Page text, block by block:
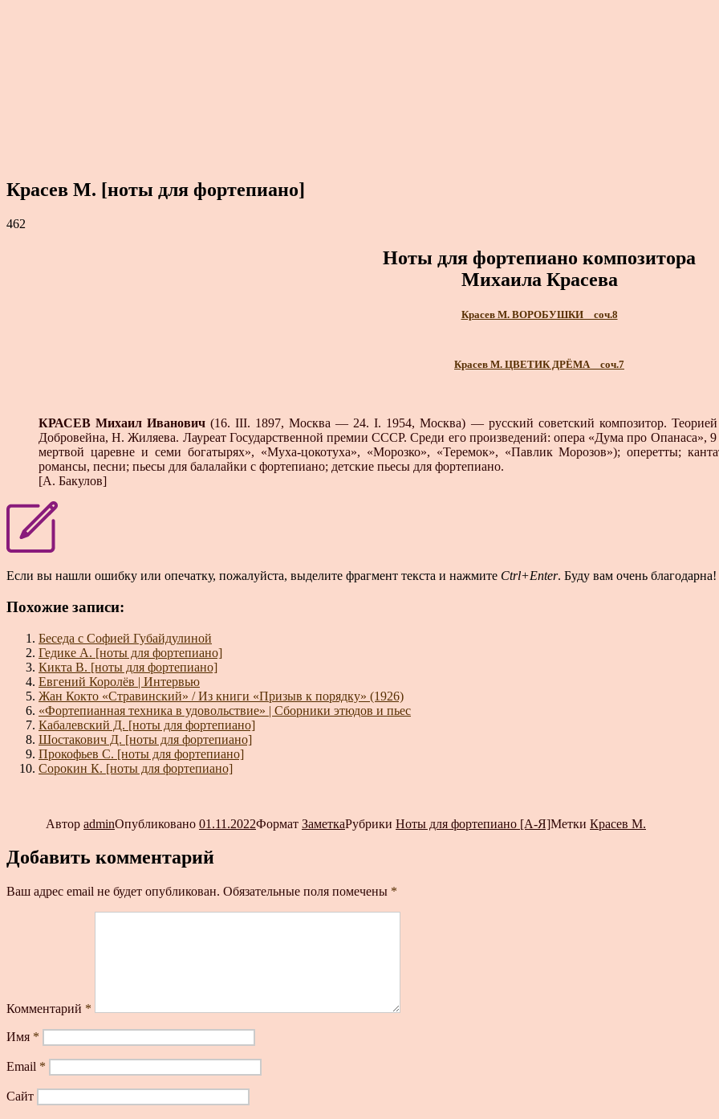
Красев М. [ноты для фортепиано]
462
Ноты для фортепиано композитора
Михаила Красева
Красев М. ВОРОБУШКИ _ соч.8
Красев М. ЦВЕТИК ДРЁМА _ соч.7
КРАСЕВ Михаил Иванович (16. III. 1897, Москва — 24. I. 1954, Москва) — русский советский композитор.
Добровейна, Н. Жиляева. Лауреат Государственной премии СССР. Среди его произведений: опера «Дума про Опанаса»,
мертвой царевне и семи богатырях», «Муха-цокотуха», «Морозко», «Теремок», «Павлик Морозов»); оперетты;
романсы, песни; пьесы для балалайки с фортепиано; детские пьесы для фортепиано.
[А. Бакулов]
Если вы нашли ошибку или опечатку, пожалуйста, выделите фрагмент текста и нажмите Ctrl+Enter. Буду вам очень благодарна!
Похожие записи:
Беседа с Софией Губайдулиной
Гедике А. [ноты для фортепиано]
Кикта В. [ноты для фортепиано]
Евгений Королёв | Интервью
Жан Кокто «Стравинский» / Из книги «Призыв к порядку» (1926)
«Фортепианная техника в удовольствие» | Сборники этюдов и пьес
Кабалевский Д. [ноты для фортепиано]
Шостакович Д. [ноты для фортепиано]
Прокофьев С. [ноты для фортепиано]
Сорокин К. [ноты для фортепиано]
Автор adminОпубликовано 01.11.2022Формат ЗаметкаРубрики Ноты для фортепиано [А-Я]Метки Красев М.
Добавить комментарий
Ваш адрес email не будет опубликован. Обязательные поля помечены *
Комментарий *
Имя *
Email *
Сайт